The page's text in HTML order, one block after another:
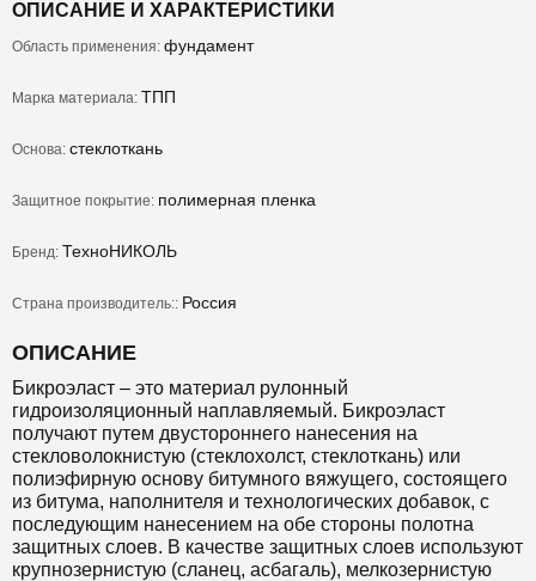
ОПИСАНИЕ И ХАРАКТЕРИСТИКИ
Область применения: фундамент
Марка материала: ТПП
Основа: стеклоткань
Защитное покрытие: полимерная пленка
Бренд: ТехноНИКОЛЬ
Страна производитель:: Россия
ОПИСАНИЕ
Бикроэласт – это материал рулонный
гидроизоляционный наплавляемый. Бикроэласт
получают путем двустороннего нанесения на
стекловолокнистую (стеклохолст, стеклоткань) или
полиэфирную основу битумного вяжущего, состоящего
из битума, наполнителя и технологических добавок, с
последующим нанесением на обе стороны полотна
защитных слоев. В качестве защитных слоев используют
крупнозернистую (сланец, асбагаль), мелкозернистую